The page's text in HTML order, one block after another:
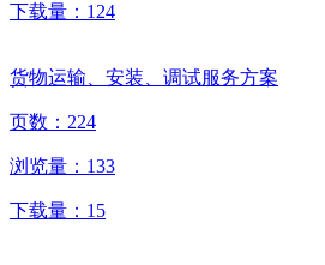
下载量： 124
货物运输、安装、调试服务方案
页数： 224
浏览量： 133
下载量： 15